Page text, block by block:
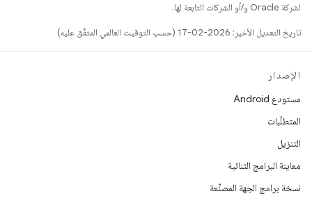
لشركة Oracle و/أو الشركات التابعة لها.
تاريخ التعديل الأخير: 2026-02-17 (حسب التوقيت العالمي المتفَّق عليه)
الإصدار
مستودع Android
المتطلّبات
التنزيل
معاينة البرامج الثنائية
نسخة برامج الجهة المصنِّعة